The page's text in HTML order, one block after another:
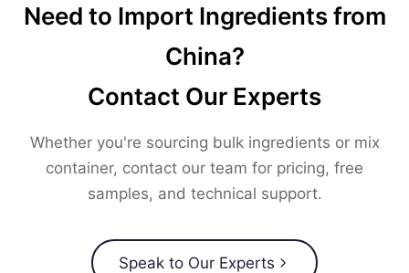
Need to Import Ingredients from
China?
Contact Our Experts
Whether you're sourcing bulk ingredients or mix
container, contact our team for pricing, free
samples, and technical support.
Speak to Our Experts